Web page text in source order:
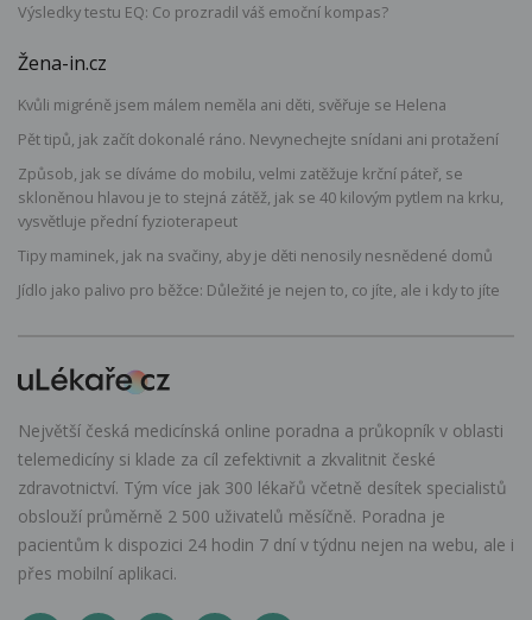
Výsledky testu EQ: Co prozradil váš emoční kompas?
Žena-in.cz
Kvůli migréně jsem málem neměla ani děti, svěřuje se Helena
Pět tipů, jak začít dokonalé ráno. Nevynechejte snídani ani protažení
Způsob, jak se díváme do mobilu, velmi zatěžuje krční páteř, se
skloněnou hlavou je to stejná zátěž, jak se 40 kilovým pytlem na krku,
vysvětluje přední fyzioterapeut
Tipy maminek, jak na svačiny, aby je děti nenosily nesnědené domů
Jídlo jako palivo pro běžce: Důležité je nejen to, co jíte, ale i kdy to jíte
Největší česká medicínská online poradna a průkopník v oblasti
telemedicíny si klade za cíl zefektivnit a zkvalitnit české
zdravotnictví. Tým více jak 300 lékařů včetně desítek specialistů
obslouží průměrně 2 500 uživatelů měsíčně. Poradna je
pacientům k dispozici 24 hodin 7 dní v týdnu nejen na webu, ale i
přes mobilní aplikaci.